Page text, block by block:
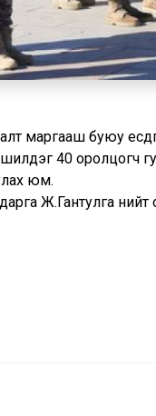
маргааш буюу
40 оролцогч
юм.
Ж.Гантулга нийт